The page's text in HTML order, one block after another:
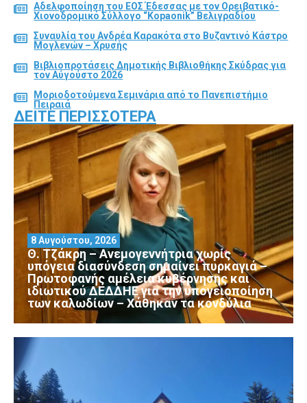
Αδελφοποίηση του ΕΟΣ Έδεσσας με τον Ορειβατικό-
Χιονοδρομικό Σύλλογο “Kopaonik” Βελιγραδίου
Συναυλία του Ανδρέα Καρακότα στο Βυζαντινό Κάστρο
Μογλενών – Χρυσής
Βιβλιοπροτάσεις Δημοτικής Βιβλιοθήκης Σκύδρας για
τον Αύγούστο 2026
Μοριοδοτούμενα Σεμινάρια από το Πανεπιστήμιο
Πειραιά
ΔΕΊΤΕ ΠΕΡΙΣΣΌΤΕΡΑ
Θ. Τζάκρη – Ανεμογεννήτρια χωρίς
υπόγεια διασύνδεση σημαίνει πυρκαγιά –
Πρωτοφανής αμέλεια κυβέρνησης και
ιδιωτικού ΔΕΔΔΗΕ για την υπογειοποίηση
των καλωδίων – Χάθηκαν τα κονδύλια
8 Αυγούστου, 2026